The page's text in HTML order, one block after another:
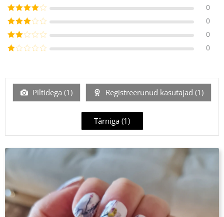
Hinnanguga5
/ 5
Hinnanguga
4/ 5
0
Hinnanguga
3 / 5
0
Hinnanguga
2/ 5
0
0
Piltidega (1) Registreerunud kasutajad (1)
Tärniga (1)